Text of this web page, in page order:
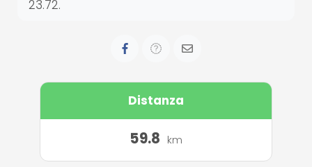
23.72.
Distanza
59.8 km